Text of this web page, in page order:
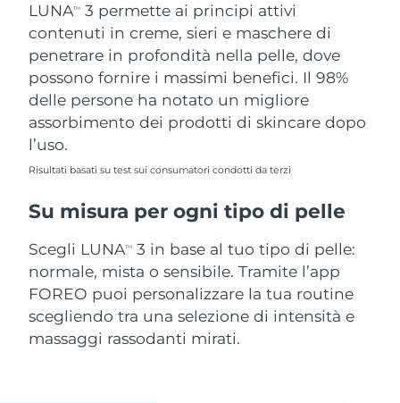
LUNATM
3 permette ai principi attivi
contenuti in creme, sieri e maschere di
penetrare in profondità nella pelle, dove
possono fornire i massimi benefici. Il 98%
delle persone ha notato un migliore
assorbimento dei prodotti di skincare dopo
l’uso.
Risultati basati su test sui consumatori condotti da terzi
Su misura per ogni tipo di pelle
Scegli LUNATM
3 in base al tuo tipo di pelle:
normale, mista o sensibile. Tramite l’app
FOREO puoi personalizzare la tua routine
scegliendo tra una selezione di intensità e
massaggi rassodanti mirati.